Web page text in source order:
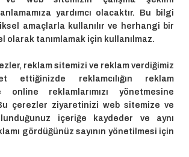
yardımcı olacaktır. Bu bilgi
amaçlarla kullanılır ve herhangi bir
olarak tanımlamak için kullanılmaz.
reklam sitemizi ve reklam verdiğimiz
ettiğinizde reklamcılığın reklam
online reklamlarımızı yönetmesine
çerezler ziyaretinizi web sitemize ve
içeriğe kaydeder ve aynı
gördüğünüz sayının yönetilmesi için